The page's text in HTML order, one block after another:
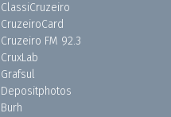
ClassiCruzeiro
CruzeiroCard
Cruzeiro FM 92.3
CruxLab
Grafsul
Depositphotos
Burh